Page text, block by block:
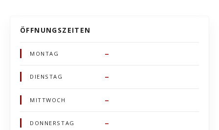
ÖFFNUNGSZEITEN
MONTAG –
DIENSTAG –
MITTWOCH –
DONNERSTAG –